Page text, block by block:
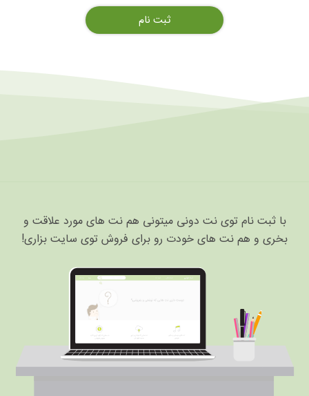
با ثبت نام توی نت دونی میتونی هم نت های مورد علاقت و
بخری و هم نت های خودت رو برای فروش توی سایت بزاری!